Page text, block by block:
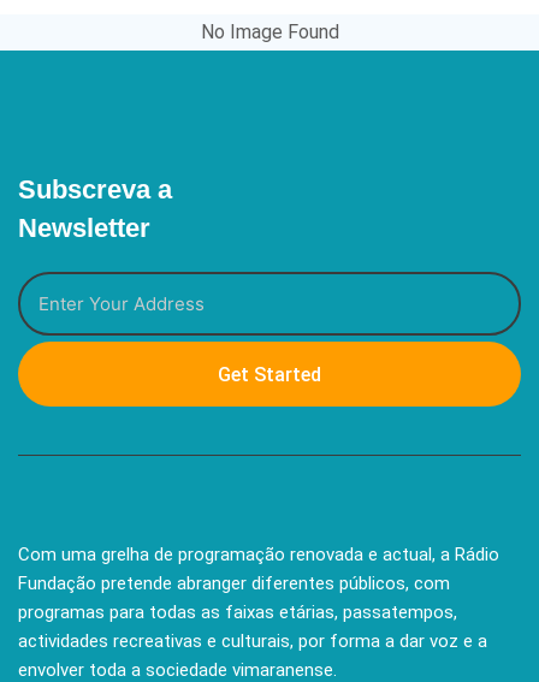
No Image Found
Subscreva a
Newsletter
Get Started
Com uma grelha de programação renovada e actual, a Rádio
Fundação pretende abranger diferentes públicos, com
programas para todas as faixas etárias, passatempos,
actividades recreativas e culturais, por forma a dar voz e a
envolver toda a sociedade vimaranense.